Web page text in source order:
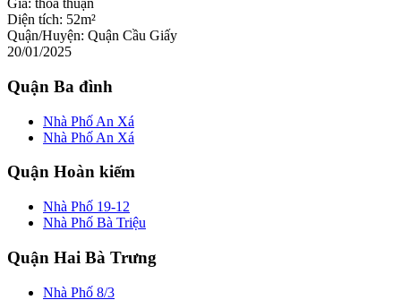
Giá: thỏa thuận
Diện tích: 52m²
Quận/Huyện: Quận Cầu Giấy
20/01/2025
Quận Ba đình
Nhà Phố An Xá
Nhà Phố An Xá
Quận Hoàn kiếm
Nhà Phố 19-12
Nhà Phố Bà Triệu
Quận Hai Bà Trưng
Nhà Phố 8/3